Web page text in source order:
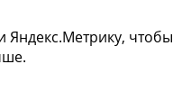
Яндекс.Метрику, чтобы